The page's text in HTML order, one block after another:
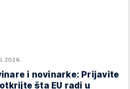
i novinarke: Prijavite
šta EU radi u